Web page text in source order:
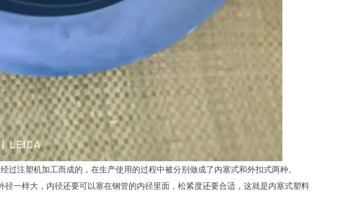
注塑机加工而成的，在生产使用的过程中被分别做成了内塞式和外扣式两种。
样大，内径还要可以塞在钢管的内径里面，松紧度还要合适，这就是内塞式塑料